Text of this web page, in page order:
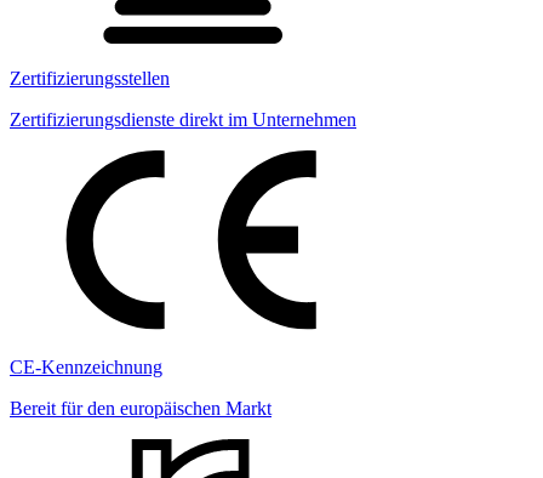
Zertifizierungsstellen
Zertifizierungsdienste direkt im Unternehmen
CE-Kennzeichnung
Bereit für den europäischen Markt